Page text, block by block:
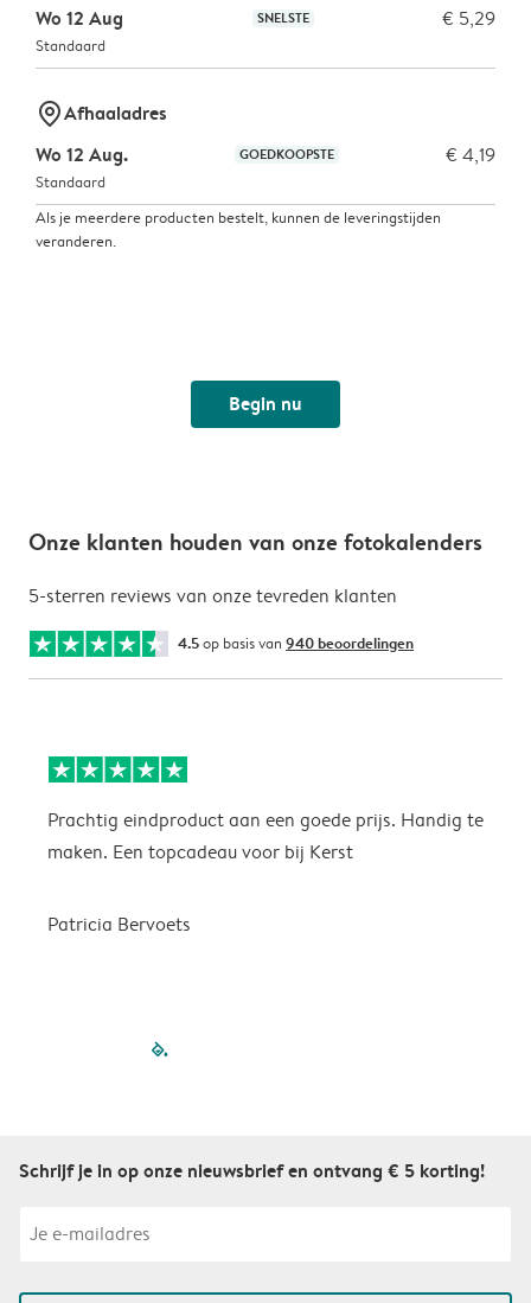
Wo 12 Aug SNELSTE € 5,29
Standaard
marker-pinAfhaaladres
Wo 12 Aug.
GOEDKOOPSTE € 4,19
Standaard
Als je meerdere producten bestelt, kunnen de leveringstijden
veranderen.
Begin nu
Onze klanten houden van onze fotokalenders
5-sterren reviews van onze tevreden klanten
4.5op basis van 940 beoordelingen
Prachtig eindproduct aan een goede prijs. Handig te
maken. Een topcadeau voor bij Kerst
Patricia Bervoets
filled-pagination
Schrijf je in op onze nieuwsbrief en ontvang € 5 korting!